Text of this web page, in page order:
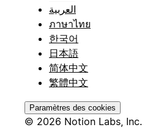
العربية
ภาษาไทย
한국어
日本語
简体中文
繁體中文
Paramètres des cookies
© 2026 Notion Labs, Inc.